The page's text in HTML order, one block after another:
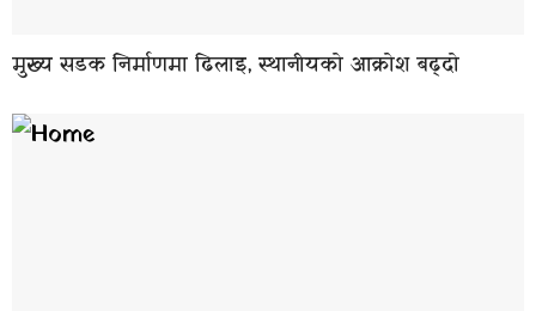
मुख्य सडक निर्माणमा ढिलाइ, स्थानीयको आक्रोश बढ्दो